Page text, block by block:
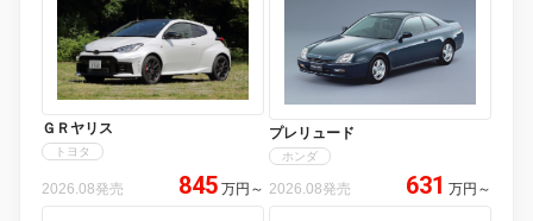
ＧＲヤリス
トヨタ
2026.08発売 845 万円 ～
プレリュード
ホンダ
2026.08発売 631 万円 ～